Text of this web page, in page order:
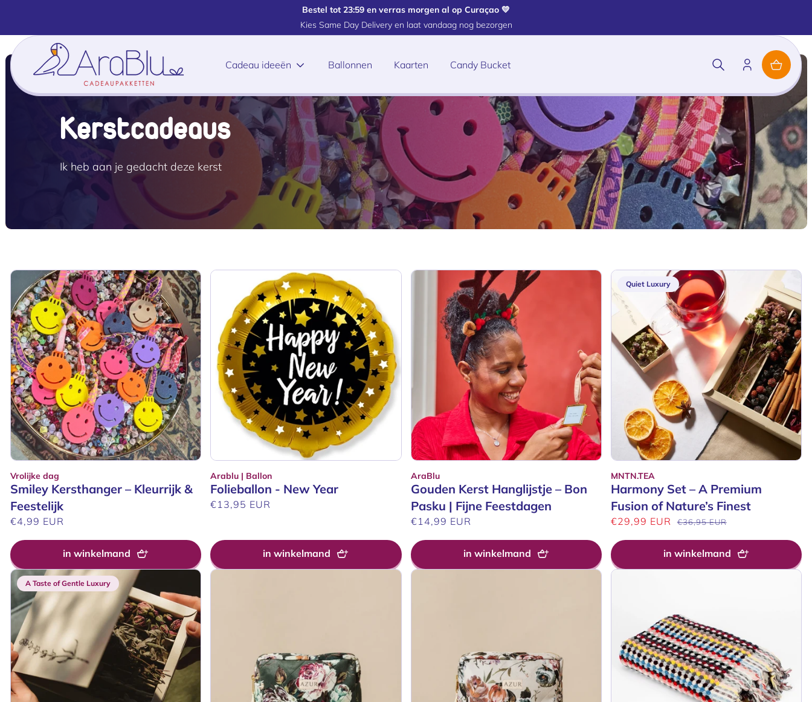
Bestel tot 23:59 en verras morgen al op Curaçao 💛
Kies Same Day Delivery en laat vandaag nog bezorgen
Cadeau ideeën Ballonnen Kaarten Candy Bucket Inloggen
Mijn
winkelmand
Collectie:
Kerstcadeaus
Ik heb aan je gedacht deze kerst
Verkoper:
Vrolijke dag
Smiley Kersthanger – Kleurrijk &
Feestelijk
Normale
€4,99 EUR
in winkelmand
Verkoper:
Arablu | Ballon
Folieballon - New Year
Normale
€13,95 EUR
in winkelmand
Verkoper:
AraBlu
Gouden Kerst Hanglijstje – Bon
Pasku | Fijne Feestdagen
Normale
€14,99 EUR
in winkelmand
Verkoper:
MNTN.TEA
Harmony Set – A Premium
Fusion of Nature’s Finest
Aanbiedingsprijs
€29,99 EUR Normale
€36,95 EUR
Quiet Luxury
in winkelmand
A Taste of Gentle Luxury